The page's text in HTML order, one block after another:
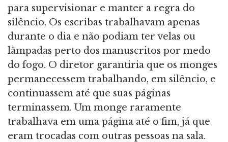
para supervisionar e manter a regra do
silêncio. Os escribas trabalhavam apenas
durante o dia e não podiam ter velas ou
lâmpadas perto dos manuscritos por medo
do fogo. O diretor garantiria que os monges
permanecessem trabalhando, em silêncio, e
continuassem até que suas páginas
terminassem. Um monge raramente
trabalhava em uma página até o fim, já que
eram trocadas com outras pessoas na sala.